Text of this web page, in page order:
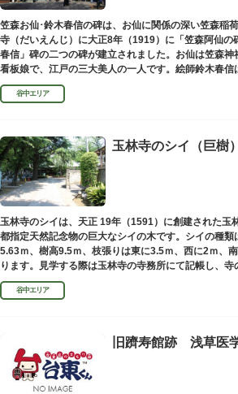
笠森お仙･鈴木春信の碑は、お仙に関係の深い笠森稲
寺（だいえんじ）に大正8年（1919）に「笠森阿仙の
春信」碑の二つの碑が建立されました。お仙は笠森神
看板娘で、江戸の三大美人の一人です。絵師鈴木春信
い絵画様式である多色刷り版画「錦絵」に描きました。
谷中エリア
玉林寺のシイ（巨樹）
玉林寺のシイは、天正 19年（1591）に創建された玉
都指定天然記念物の巨大なシイの木です。シイの種類
5.63ｍ、樹高9.5ｍ、枝張りは東に3.5ｍ、西に2ｍ、
ります。見学する際は玉林寺の寺務所にて記帳し、寺
谷中エリア
旧躋寿館跡 浅草医